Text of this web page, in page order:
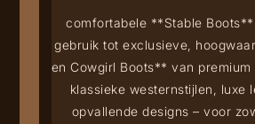
comfortabele **Stable
gebruik tot exclusieve,
en Cowgirl Boots** van
klassieke westernstijlen, luxe
opvallende designs – voor